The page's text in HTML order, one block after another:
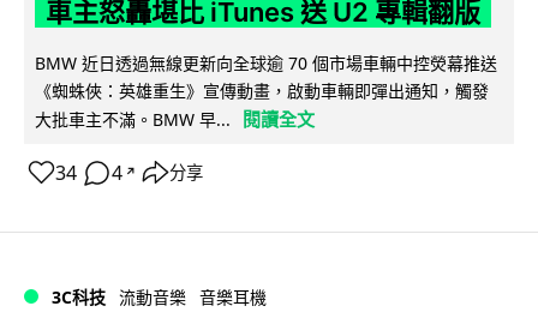
車主怒轟堪比 iTunes 送 U2 專輯翻版
BMW 近日透過無線更新向全球逾 70 個市場車輛中控熒幕推送
《蜘蛛俠：英雄重生》宣傳動畫，啟動車輛即彈出通知，觸發
大批車主不滿。BMW 早...
閱讀全文
34 4 ↗ 分享
3C科技 流動音樂 音樂耳機